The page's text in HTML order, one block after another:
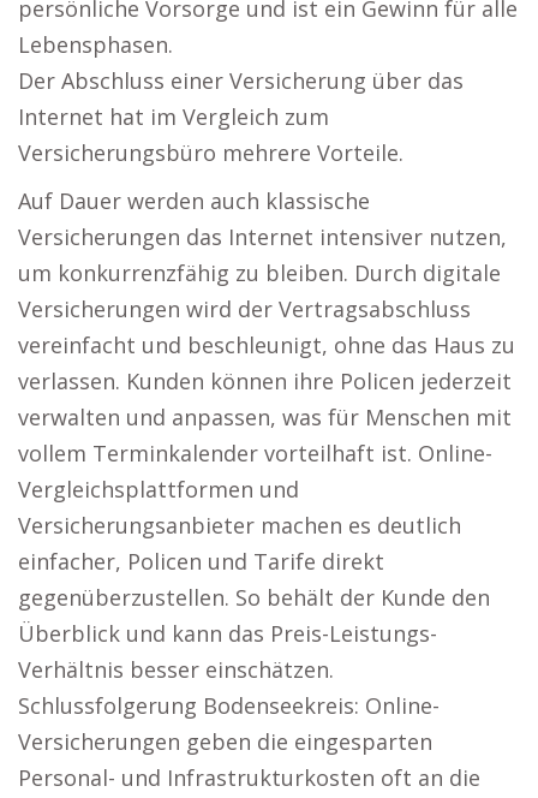
persönliche Vorsorge und ist ein Gewinn für alle
Lebensphasen.
Der Abschluss einer Versicherung über das
Internet hat im Vergleich zum
Versicherungsbüro mehrere Vorteile.
Auf Dauer werden auch klassische
Versicherungen das Internet intensiver nutzen,
um konkurrenzfähig zu bleiben. Durch digitale
Versicherungen wird der Vertragsabschluss
vereinfacht und beschleunigt, ohne das Haus zu
verlassen. Kunden können ihre Policen jederzeit
verwalten und anpassen, was für Menschen mit
vollem Terminkalender vorteilhaft ist. Online-
Vergleichsplattformen und
Versicherungsanbieter machen es deutlich
einfacher, Policen und Tarife direkt
gegenüberzustellen. So behält der Kunde den
Überblick und kann das Preis-Leistungs-
Verhältnis besser einschätzen.
Schlussfolgerung Bodenseekreis: Online-
Versicherungen geben die eingesparten
Personal- und Infrastrukturkosten oft an die